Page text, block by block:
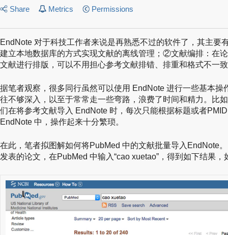
Share Metrics Permissions
EndNote 对于科技工作者来说是再熟悉不过的软件了，其主
建立本地数据库的方式实现文献的离线管理；②文献编排：在
文献进行排版，可以不用担心参考文献排错、排重和格式不一
据笔者观察，很多同行虽然可以使用 EndNote 进行一些基本操
往不够深入，以至于常常走一些弯路，浪费了时间和精力。比
们在将参考文献导入 EndNote 时，每次只能根据标题或者
EndNote 中，操作起来十分繁琐。
在此，笔者拟图解如何将PubMed 中的文献批量导入EndNote
发表的论文，在PubMed 中输入“cao xuetao”，得到如下结果，